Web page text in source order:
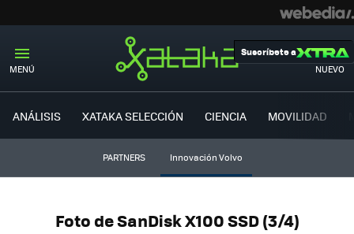
MENÚ NUEVO
Suscríbete a
ANÁLISIS XATAKA SELECCIÓN CIENCIA MOVILIDAD
PARTNERS Innovación Volvo
Foto de SanDisk X100 SSD (3/4)